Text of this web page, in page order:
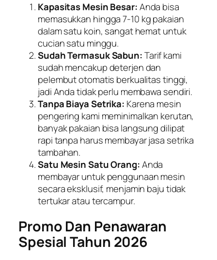
Kapasitas Mesin Besar:Anda bisa
memasukkan hingga 7-10 kg pakaian
dalam satu koin, sangat hemat untuk
cucian satu minggu.
Sudah Termasuk Sabun:Tarif kami
sudah mencakup deterjen dan
pelembut otomatis berkualitas tinggi,
jadi Anda tidak perlu membawa sendiri.
Tanpa Biaya Setrika: Karena mesin
pengering kami meminimalkan kerutan,
banyak pakaian bisa langsung dilipat
rapi tanpa harus membayar jasa setrika
tambahan.
Satu Mesin Satu Orang:Anda
membayar untuk penggunaan mesin
secara eksklusif, menjamin baju tidak
tertukar atau tercampur.
Promo Dan Penawaran
Spesial Tahun 2026